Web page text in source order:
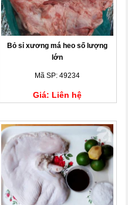
Bỏ sỉ xương má heo số lượng
lớn
Mã SP: 49234
Giá: Liên hệ